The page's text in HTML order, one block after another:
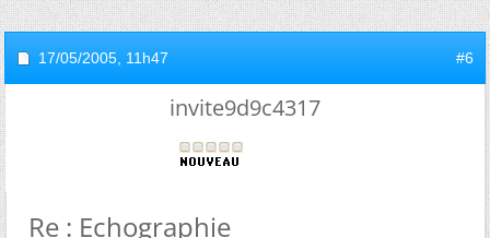
17/05/2005, 11h47 #6
invite9d9c4317
Re : Echographie